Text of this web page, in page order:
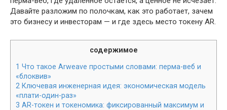
Давайте разложим по полочкам, как это работает, зачем
это бизнесу и инвесторам — и где здесь место токену AR.
содержимое
1 Что такое Arweave простыми словами: перма-веб и
«блоквив»
2 Ключевая инженерная идея: экономическая модель
«плати-один-раз»
3 AR-токен и токеномика: фиксированный максимум и